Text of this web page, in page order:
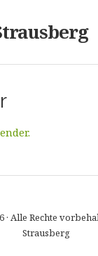
Alle Rechte
Strausberg